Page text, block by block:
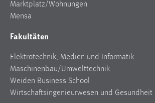
Marktplatz/Wohnungen
Mensa
Fakultäten
Elektrotechnik, Medien und Informatik
Maschinenbau/Umwelttechnik
Weiden Business School
Wirtschaftsingenieurwesen und Gesundheit